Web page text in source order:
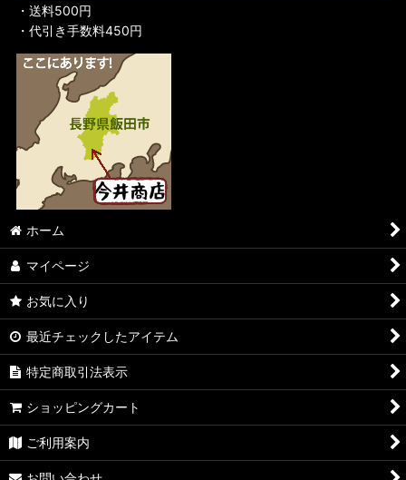
・送料500円
・代引き手数料450円
ホーム
マイページ
お気に入り
最近チェックしたアイテム
特定商取引法表示
ショッピングカート
ご利用案内